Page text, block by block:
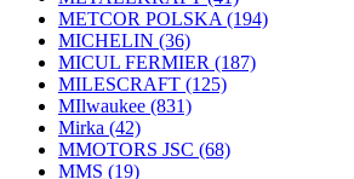
METCOR POLSKA (194)
MICHELIN (36)
MICUL FERMIER (187)
MILESCRAFT (125)
MIlwaukee (831)
Mirka (42)
MMOTORS JSC (68)
MMS (19)